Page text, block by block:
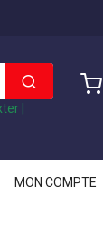
MON COMPTE